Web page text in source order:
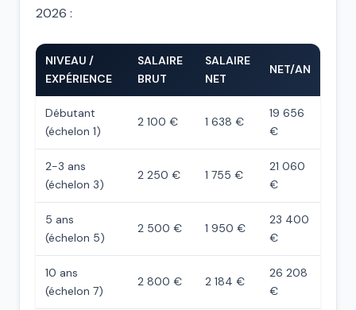
2026 :
NIVEAU /
EXPÉRIENCE
SALAIRE
BRUT
SALAIRE
NET
NET/AN
Débutant
(échelon 1)
2 100 € 1 638 €
19 656
€
2-3 ans
(échelon 3)
2 250 € 1 755 €
21 060
€
5 ans
(échelon 5)
2 500 € 1 950 €
23 400
€
10 ans
(échelon 7)
2 800 € 2 184 €
26 208
€